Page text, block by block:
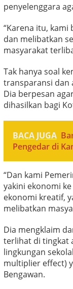
penyelenggara
“Karena itu,
dan melibatkan
masyarakat
Tak hanya soal
transparansi dan
Dia berpesan
dihasilkan bagi
BACA JUGA
Pengedar di
“Dan kami
yakini ekonomi
ekonomi kreatif,
melibatkan
Dia mengklaim
terlihat di tingkat
lingkungan
multiplier effect)
Bengawan.